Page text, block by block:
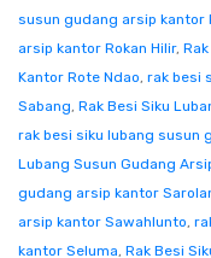
susun gudang arsip kantor
arsip kantor Rokan Hilir,
Kantor Rote Ndao, rak besi
Sabang, Rak Besi Siku
rak besi siku lubang susun
Lubang Susun Gudang
gudang arsip kantor
arsip kantor Sawahlunto,
kantor Seluma, Rak Besi